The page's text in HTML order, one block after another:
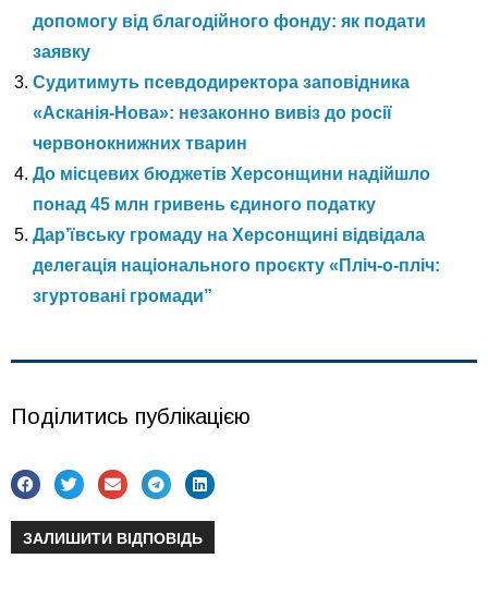
допомогу від благодійного фонду: як подати
заявку
Судитимуть псевдодиректора заповідника
«Асканія-Нова»: незаконно вивіз до росії
червонокнижних тварин
До місцевих бюджетів Херсонщини надійшло
понад 45 млн гривень єдиного податку
Дар’ївську громаду на Херсонщині відвідала
делегація національного проєкту «Пліч-о-пліч:
згуртовані громади”
Поділитись публікацією
ЗАЛИШИТИ ВІДПОВІДЬ